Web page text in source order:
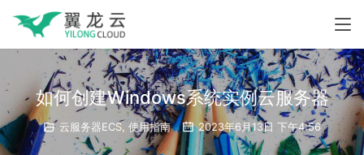
如何创建Windows系统实例云服务器
云服务器ECS 使用指南 2023年6月13日 下午4:56